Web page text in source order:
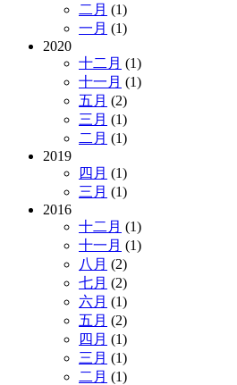
二月 (1)
一月 (1)
2020
十二月 (1)
十一月 (1)
五月 (2)
三月 (1)
二月 (1)
2019
四月 (1)
三月 (1)
2016
十二月 (1)
十一月 (1)
八月 (2)
七月 (2)
六月 (1)
五月 (2)
四月 (1)
三月 (1)
二月 (1)